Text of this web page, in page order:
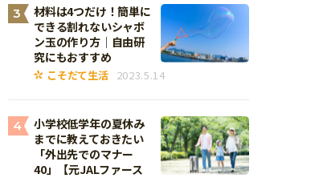
3
材料は4つだけ！簡単に
できる割れないシャボ
ン玉の作り方｜自由研
究にもおすすめ
こそだて生活 2023.5.14
4
小学校低学年の夏休み
までに教えておきたい
「外出先でのマナー
40」【元JALファース